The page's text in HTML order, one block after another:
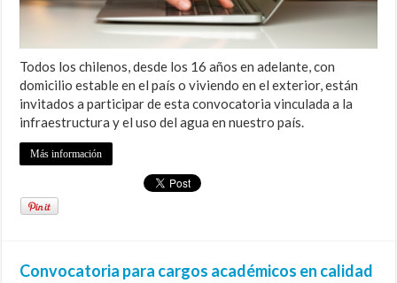
Todos los chilenos, desde los 16 años en adelante, con
domicilio estable en el país o viviendo en el exterior, están
invitados a participar de esta convocatoria vinculada a la
infraestructura y el uso del agua en nuestro país.
Más información
Convocatoria para cargos académicos en calidad